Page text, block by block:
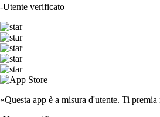
-Utente verificato
«Questa app è a misura d'utente. Ti